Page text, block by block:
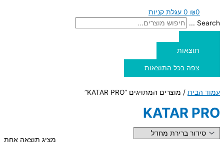
₪0
0 עגלת קניות
Search ...
תוצאות
צפה בכל התוצאות
עמוד הבית / מוצרים המתויגים “KATAR PRO”
KATAR PRO
מציג תוצאה אחת